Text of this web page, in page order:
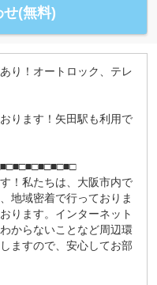
せ(無料)
り！オートロック、テレ
ります！矢田駅も利用で
！私たちは、大阪市内で
地域密着で行っておりま
ります。インターネット
からないことなど周辺環
ますので、安心してお部